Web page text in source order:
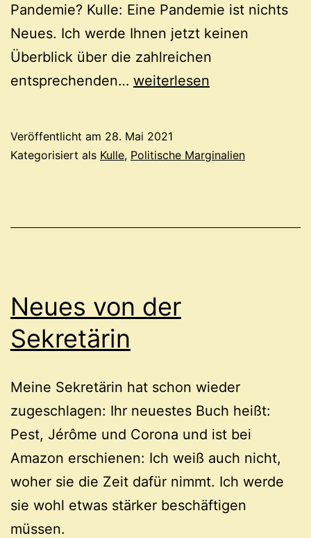
Pandemie? Kulle: Eine Pandemie ist nichts
Neues. Ich werde Ihnen jetzt keinen
Überblick über die zahlreichen
entsprechenden… Kulle
2021
weiterlesen
Veröffentlicht am 28. Mai 2021
Kategorisiert als Kulle, Politische Marginalien
Neues von der
Sekretärin
Meine Sekretärin hat schon wieder
zugeschlagen: Ihr neuestes Buch heißt:
Pest, Jérôme und Corona und ist bei
Amazon erschienen: Ich weiß auch nicht,
woher sie die Zeit dafür nimmt. Ich werde
sie wohl etwas stärker beschäftigen
müssen.